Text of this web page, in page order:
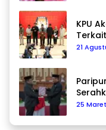
KPU
21
25